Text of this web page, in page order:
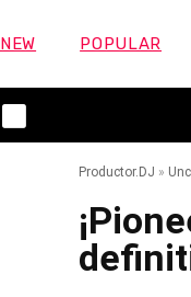
NEW POPULAR
Productor.DJ »